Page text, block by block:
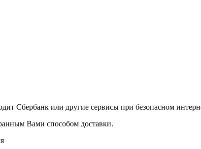
Сбербанк или другие сервисы при безопасном
Вами способом доставки.